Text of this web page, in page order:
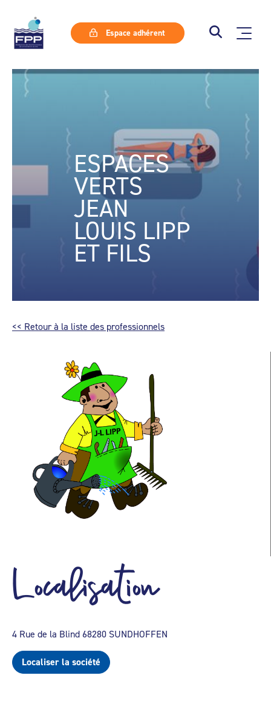
Espace adhérent
ESPACES
VERTS
JEAN
LOUIS LIPP
ET FILS
<< Retour à la liste des professionnels
Localisation
4 Rue de la Blind 68280 SUNDHOFFEN
Localiser la société